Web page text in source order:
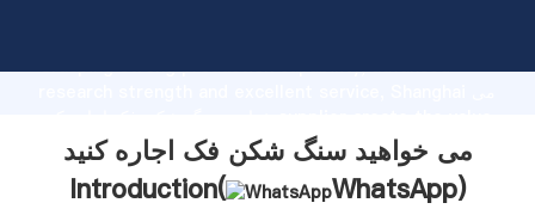
Grasping strong production capability, advanced
and bring values to all of customers.
می خواهید سنگ شکن فک اجاره کنید
Introduction(
WhatsApp)